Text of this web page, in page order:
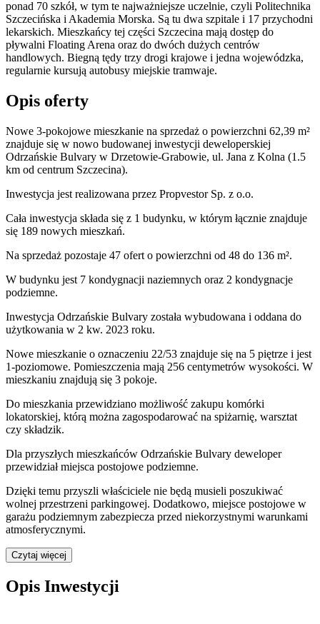
ponad 70 szkół, w tym te najważniejsze uczelnie, czyli Politechnika
Szczecińska i Akademia Morska. Są tu dwa szpitale i 17 przychodni
lekarskich. Mieszkańcy tej części Szczecina mają dostęp do
pływalni Floating Arena oraz do dwóch dużych centrów
handlowych. Biegną tędy trzy drogi krajowe i jedna wojewódzka,
regularnie kursują autobusy miejskie tramwaje.
Opis oferty
Nowe 3-pokojowe mieszkanie na sprzedaż o powierzchni 62,39 m²
znajduje się w nowo budowanej inwestycji deweloperskiej
Odrzańskie Bulvary w Drzetowie-Grabowie, ul. Jana z Kolna (1.5
km od centrum Szczecina).
Inwestycja jest realizowana przez Propvestor Sp. z o.o.
Cała inwestycja składa się z 1 budynku, w którym łącznie znajduje
się 189 nowych mieszkań.
Na sprzedaż pozostaje 47 ofert o powierzchni od 48 do 136 m².
W budynku jest 7 kondygnacji naziemnych oraz 2 kondygnacje
podziemne.
Inwestycja Odrzańskie Bulvary została wybudowana i oddana do
użytkowania w 2 kw. 2023 roku.
Nowe mieszkanie o oznaczeniu 22/53 znajduje się na 5 piętrze i jest
1-poziomowe. Pomieszczenia mają 256 centymetrów wysokości. W
mieszkaniu znajdują się 3 pokoje.
Do mieszkania przewidziano możliwość zakupu komórki
lokatorskiej, którą można zagospodarować na spiżarnię, warsztat
czy składzik.
Dla przyszłych mieszkańców Odrzańskie Bulvary deweloper
przewidziałmiejsca postojowe podziemne.
Dzięki temu przyszli właściciele nie będą musieli poszukiwać
wolnej przestrzeni parkingowej. Dodatkowo, miejsce postojowe w
garażu podziemnym zabezpiecza przed niekorzystnymi warunkami
atmosferycznymi.
Czytaj więcej
Opis Inwestycji